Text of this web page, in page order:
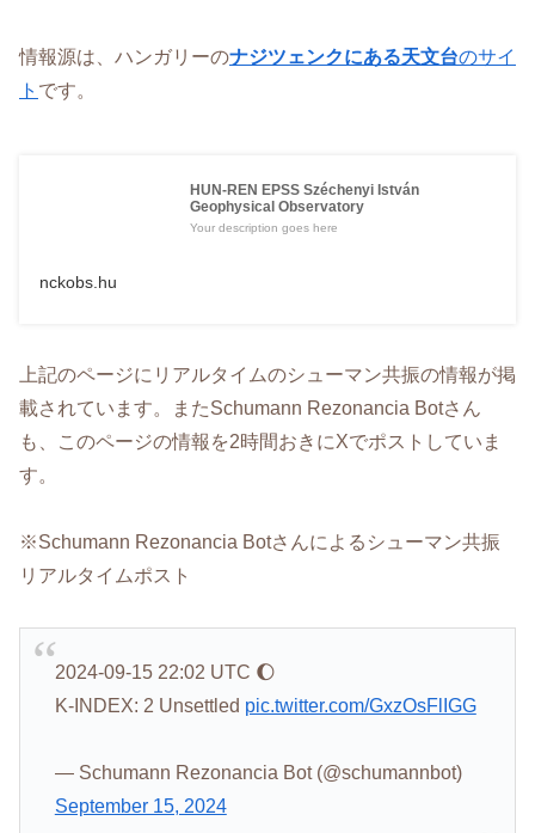
情報源は、ハンガリーのナジツェンクにある天文台のサイ
ト です。
HUN-REN EPSS Széchenyi István
Geophysical Observatory
Your description goes here
nckobs.hu
上記のページにリアルタイムのシューマン共振の情報が掲
載されています。またSchumann Rezonancia Botさん
も、このページの情報を2時間おきにXでポストしていま
す。
※Schumann Rezonancia Botさんによるシューマン共振
リアルタイムポスト
2024-09-15 22:02 UTC 🌔
K-INDEX: 2 Unsettled pic.twitter.com/GxzOsFlIGG
— Schumann Rezonancia Bot (@schumannbot)
September 15, 2024